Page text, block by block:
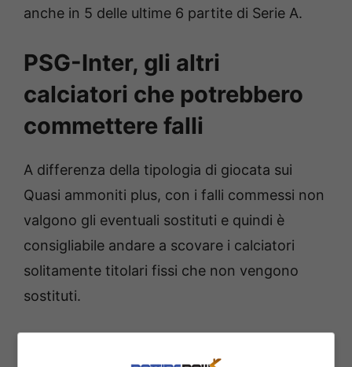
anche in 5 delle ultime 6 partite di Serie A.
PSG-Inter, gli altri
calciatori che potrebbero
commettere falli
A differenza della tipologia di giocata sui
Quasi ammoniti plus, con i falli commessi non
valgono gli eventuali sostituti e quindi è
consigliabile andare a scovare i calciatori
solitamente titolari fissi che non vengono
sostituti.